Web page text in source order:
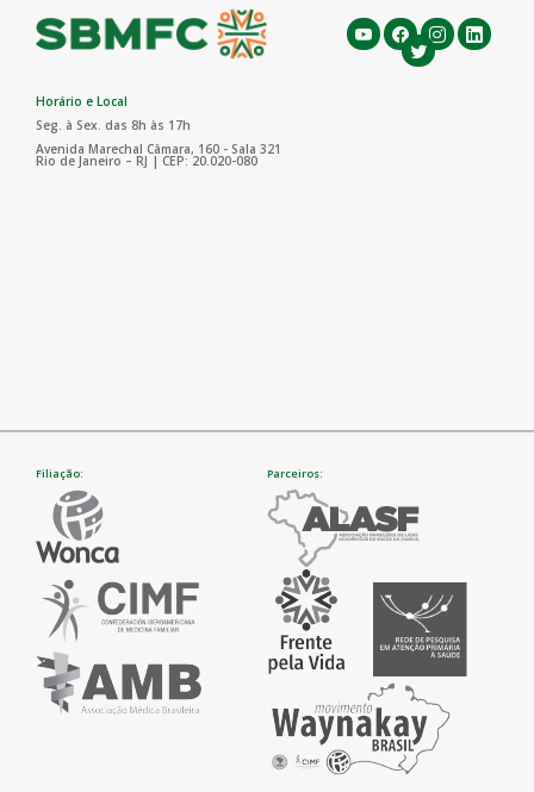
Horário e Local
Seg. à Sex. das 8h às 17h
Avenida Marechal Câmara, 160 - Sala 321
Rio de Janeiro – RJ | CEP: 20.020-080
Filiação: Parceiros: